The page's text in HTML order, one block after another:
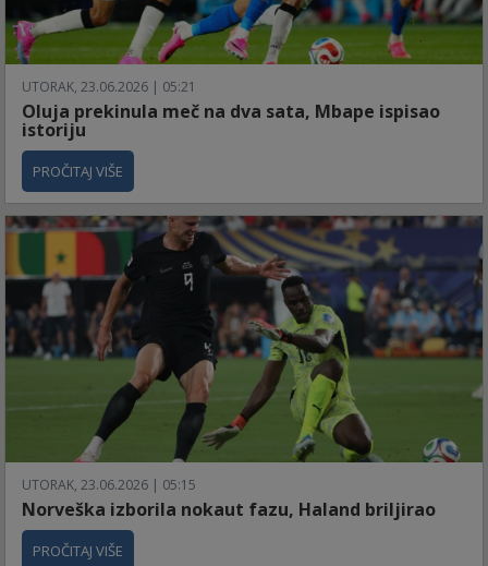
UTORAK, 23.06.2026 | 05:21
Oluja prekinula meč na dva sata, Mbape ispisao
istoriju
PROČITAJ VIŠE
UTORAK, 23.06.2026 | 05:15
Norveška izborila nokaut fazu, Haland briljirao
PROČITAJ VIŠE